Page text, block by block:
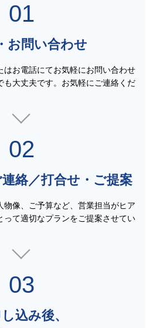
01
お問い合わせ
はお電話にてお気軽にお問い合わせ
も大丈夫です。お気軽にご連絡くだ
02
絡／打合せ・ご提案
物像、ご予算など、営業担当がヒア
って適切なプランをご提案させてい
03
込み後、